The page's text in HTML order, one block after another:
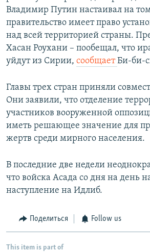
Владимир Путин настаивал на
правительство имеет право
над всей территорией страны.
Хасан Роухани – пообещал, что
уйдут из Сирии, сообщаетБи-би-
Главы трех стран приняли
Они заявили, что отделение
участников вооруженной
иметь решающее значение для
жертв среди мирного населения.
В последние две недели
что войска Асада со дня на день
наступление на Идлиб.
Поделиться Follow us
This item is part of